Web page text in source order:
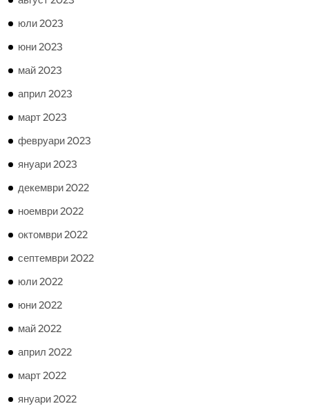
юли 2023
юни 2023
май 2023
април 2023
март 2023
февруари 2023
януари 2023
декември 2022
ноември 2022
октомври 2022
септември 2022
юли 2022
юни 2022
май 2022
април 2022
март 2022
януари 2022